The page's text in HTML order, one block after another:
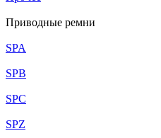
Приводные ремни
SPA
SPB
SPC
SPZ